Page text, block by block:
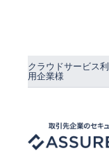
クラウドサービス利
用企業様